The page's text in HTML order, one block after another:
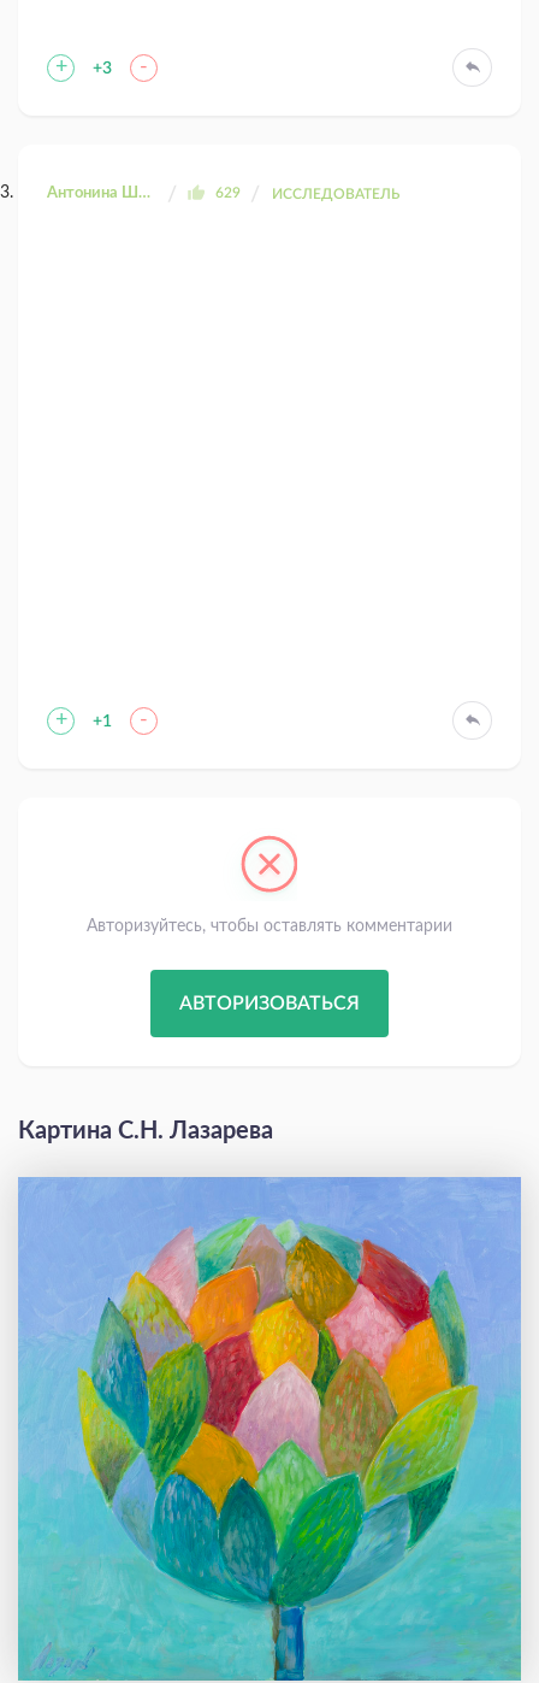
+ +3 -
Антонина Шахтаренко 629 ИССЛЕДОВАТЕЛЬ
+ +1 -
Авторизуйтесь, чтобы оставлять комментарии
АВТОРИЗОВАТЬСЯ
Картина С.Н. Лазарева